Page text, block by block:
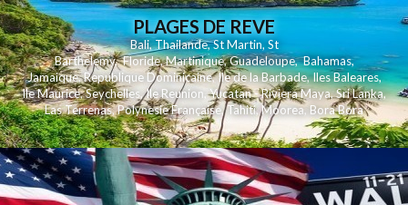
PLAGES DE REVE
Bali,Thailande,St Martin,St
Barthelemy,Floride,Martinique,Guadeloupe,Bahamas,
Jamaique,Republique Dominicaine,Ile de la Barbade,Iles Baleares,
Ile Maurice,Seychelles,Ile Reunion,Yucatan - Riviera Maya,Sri Lanka,
Las Terrenas,Polynesie Française,Tahiti,Moorea, Bora Bora